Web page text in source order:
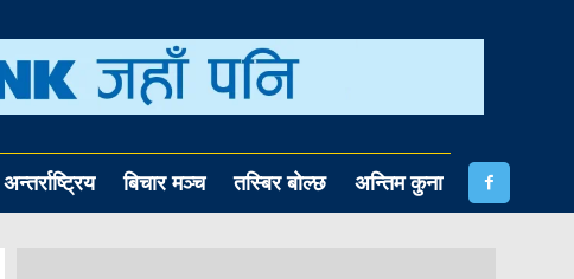
अन्तर्राष्ट्रिय बिचार मञ्च तस्बिर बोल्छ अन्तिम कुना